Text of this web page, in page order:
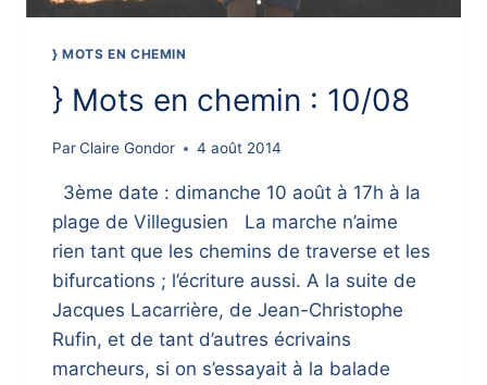
} MOTS EN CHEMIN
} Mots en chemin : 10/08
ParClaire Gondor 4 août 2014
3ème date : dimanche 10 août à 17h à la
plage de Villegusien La marche n’aime
rien tant que les chemins de traverse et les
bifurcations ; l’écriture aussi. A la suite de
Jacques Lacarrière, de Jean-Christophe
Rufin, et de tant d’autres écrivains
marcheurs, si on s’essayait à la balade